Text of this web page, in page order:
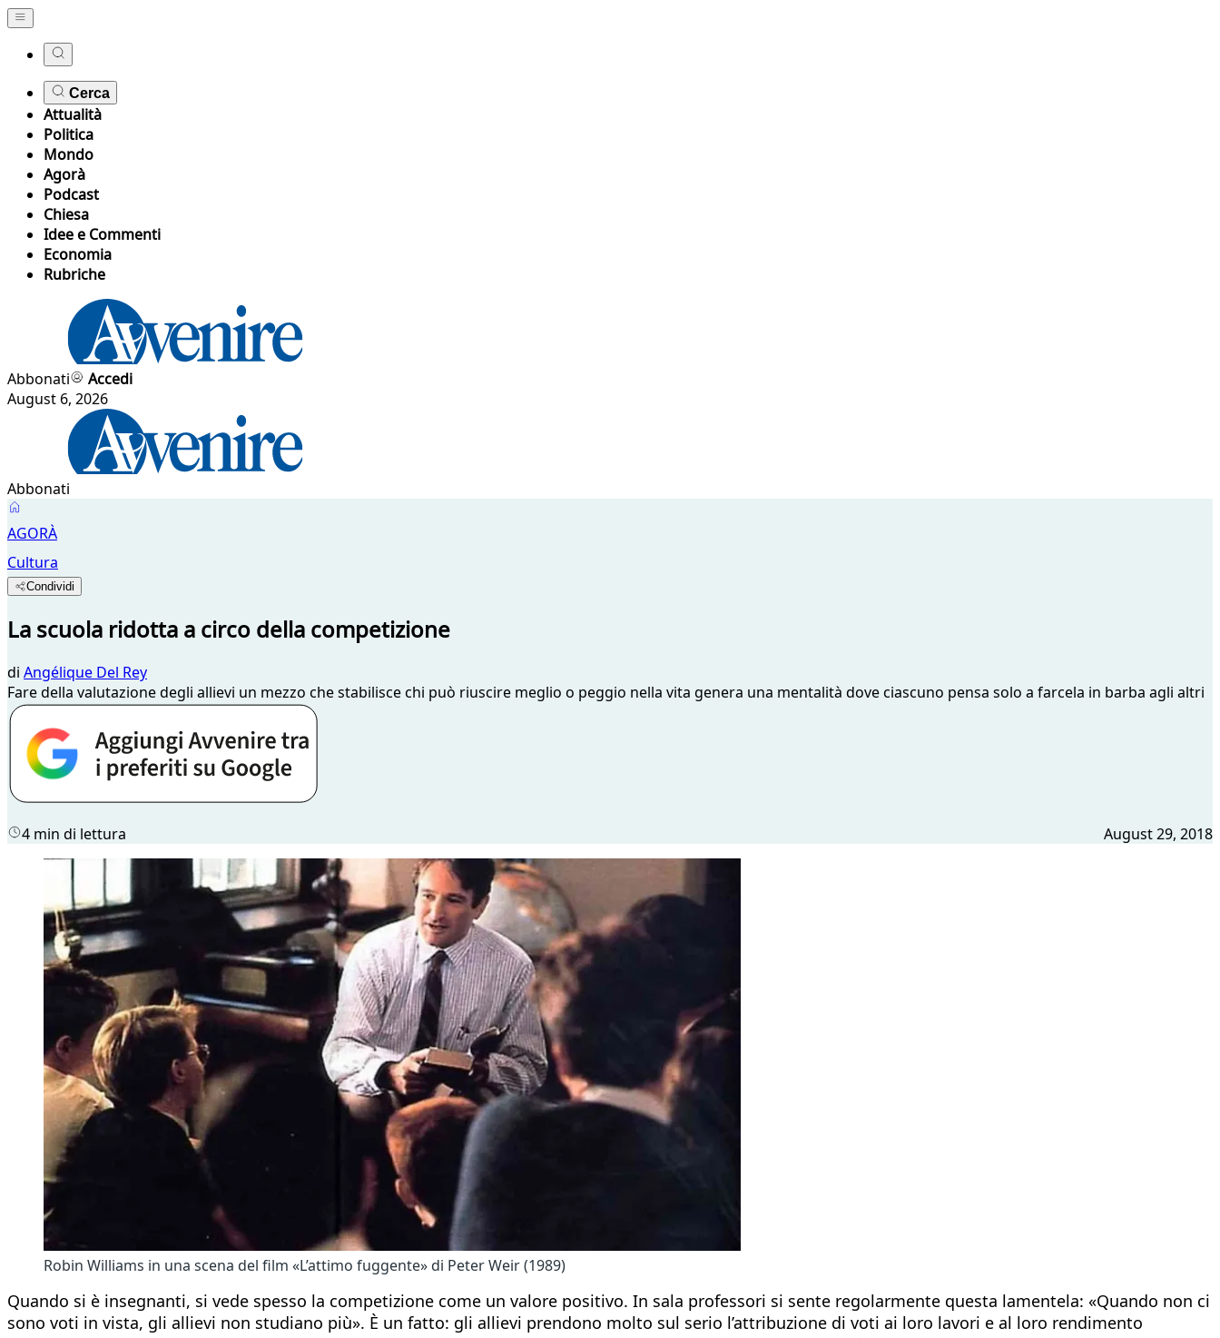
Cerca
Attualità
Politica
Mondo
Agorà
Podcast
Chiesa
Idee e Commenti
Economia
Rubriche
Abbonati
Accedi
August 6, 2026
Abbonati
AGORÀ
Cultura
Condividi
La scuola ridotta a circo della competizione
di Angélique Del Rey
Fare della valutazione degli allievi un mezzo che stabilisce chi può riuscire meglio o peggio nella vita genera una mentalità dove ciascuno pensa solo a farcela in barba agli altri
4 min di lettura August 29, 2018
Robin Williams in una scena del film «L’attimo fuggente» di Peter Weir (1989)
Quando si è insegnanti, si vede spesso la competizione come un valore positivo. In sala professori si sente regolarmente questa lamentela: «Quando non ci
sono voti in vista, gli allievi non studiano più». È un fatto: gli allievi prendono molto sul serio l’attribuzione di voti ai loro lavori e al loro rendimento